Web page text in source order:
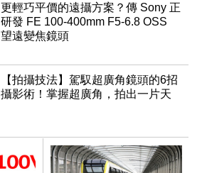
更輕巧平價的遠攝方案？傳 Sony 正
研發 FE 100-400mm F5-6.8 OSS
望遠變焦鏡頭
【拍攝技法】駕馭超廣角鏡頭的6招
攝影術！掌握超廣角，拍出一片天